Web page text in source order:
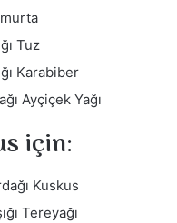
Tuz
Karabiber
Ayçiçek Yağı
için:
Kuskus
Tereyağı